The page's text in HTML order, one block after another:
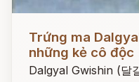
Trứng ma
những kẻ cô độc
Dalgyal Gwishin (달